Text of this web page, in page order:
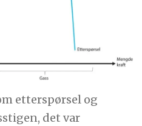
etterspørsel og
det var